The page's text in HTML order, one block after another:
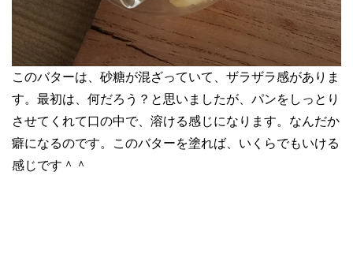
このバターは、砂糖が混ざっていて、ザラザラ感がありま
す。最初は、何だろう？と思いましたが、パンをしっとり
させてくれて口の中で、溶ける感じになります。なんだか
癖になるのです。このバターを塗れば、いくらでもいける
感じです＾＾